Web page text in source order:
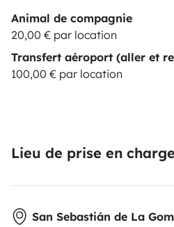
Animal de compagnie
20,00 € par location
Transfert aéroport (aller et
100,00 € par location
Lieu de prise en charge
San Sebastián de La